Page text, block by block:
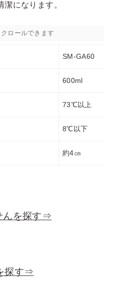
になります。
SM-GA60
600ml
73℃以上
8℃以下
約4㎝
んを探す⇒
探す⇒